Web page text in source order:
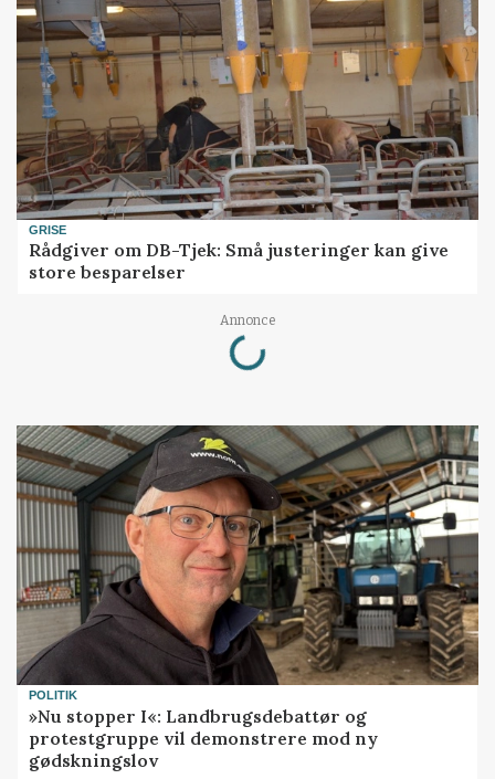
GRISE
Rådgiver om DB-Tjek: Små justeringer kan give
store besparelser
Annonce
Loading...
POLITIK
»Nu stopper I«: Landbrugsdebattør og
protestgruppe vil demonstrere mod ny
gødskningslov